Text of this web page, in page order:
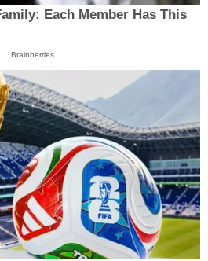
Each Member Has This
Brainberries